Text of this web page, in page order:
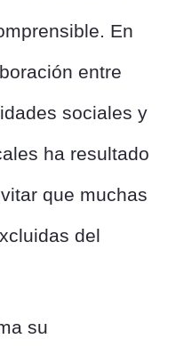
En
entre
sociales y
ha resultado
que muchas
del
su